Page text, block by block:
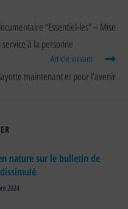
“Essentiel-les” – Mise
à la personne
Article suivant
maintenant et pour l’avenir
nature sur le bulletin de
2024